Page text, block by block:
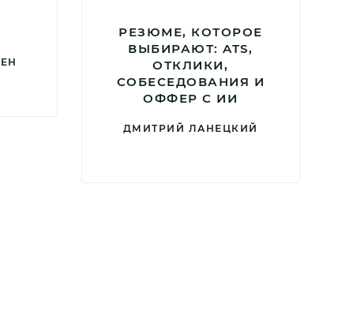
РЕЗЮМЕ, КОТОРОЕ
ВЫБИРАЮТ: ATS,
ОТКЛИКИ,
СОБЕСЕДОВАНИЯ И
ОФФЕР С ИИ
ДМИТРИЙ ЛАНЕЦКИЙ